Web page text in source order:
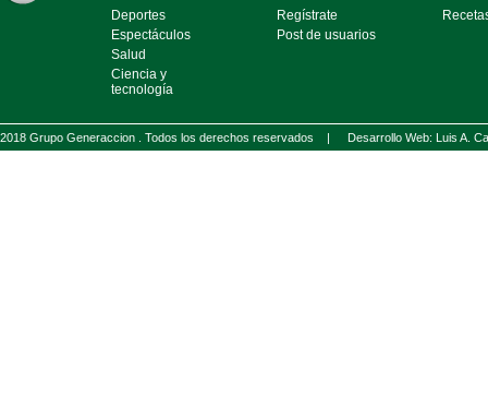
Deportes
Espectáculos
Salud
Ciencia y
tecnología
Regístrate
Post de usuarios
2018 Grupo Generaccion . Todos los derechos reservados | Desarrollo Web: Luis